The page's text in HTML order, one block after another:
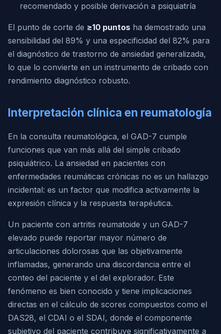
recomendado y posible derivación a psiquiatría
El punto de corte de ≥10 puntos ha demostrado una
sensibilidad del 89% y una especificidad del 82% para
el diagnóstico de trastorno de ansiedad generalizada,
lo que lo convierte en un instrumento de cribado con
rendimiento diagnóstico robusto.
Interpretación clínica en reumatología
En la consulta reumatológica, el GAD-7 cumple
funciones que van más allá del simple cribado
psiquiátrico. La ansiedad en pacientes con
enfermedades reumáticas crónicas no es un hallazgo
incidental: es un factor que modifica activamente la
expresión clínica y la respuesta terapéutica.
Un paciente con artritis reumatoide y un GAD-7
elevado puede reportar mayor número de
articulaciones dolorosas que las objetivamente
inflamadas, generando una discordancia entre el
conteo del paciente y el del explorador. Este
fenómeno es bien conocido y tiene implicaciones
directas en el cálculo de scores compuestos como el
DAS28, el CDAI o el SDAI, donde el componente
subjetivo del paciente contribuye significativamente a